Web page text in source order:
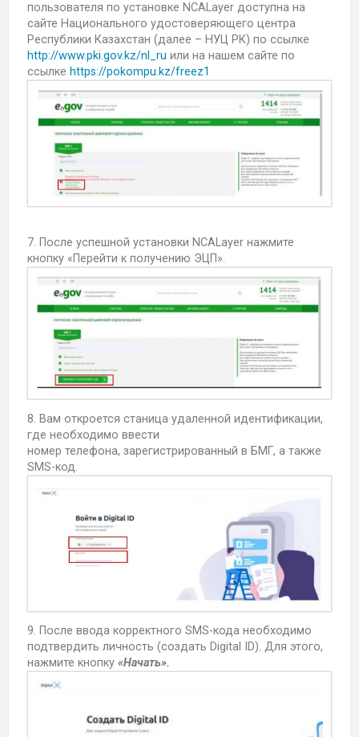
пользователя по установке NCALayer доступна на
сайте Национального удостоверяющего центра
Республики Казахстан (далее – НУЦ РК) по ссылке
http://www.pki.gov.kz/nl_ru или на нашем сайте по
ссылке https://pokompu.kz/freez1
7. После успешной установки NCALayer нажмите
кнопку «Перейти к получению ЭЦП».
8. Вам откроется станица удаленной идентификации,
где необходимо ввести
номер телефона, зарегистрированный в БМГ, а также
SMS-код.
9. После ввода корректного SMS-кода необходимо
подтвердить личность (создать Digital ID). Для этого,
нажмите кнопку «Начать».